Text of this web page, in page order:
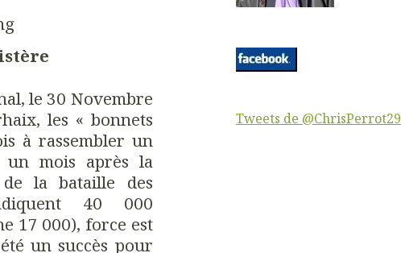
le 30 Novembre
les « bonnets
à rassembler un
un mois après la
la bataille des
40 000
17 000), force est
un succès pour
Tweets de @ChrisPerrot29